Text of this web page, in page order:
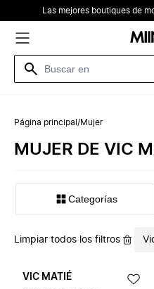
Las mejores boutiques de
Página principal /Mujer
MUJER DE VIC
Categorías
Limpiar todos los filtros
VIC MATIÉ